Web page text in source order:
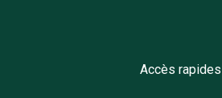
Accès rapides